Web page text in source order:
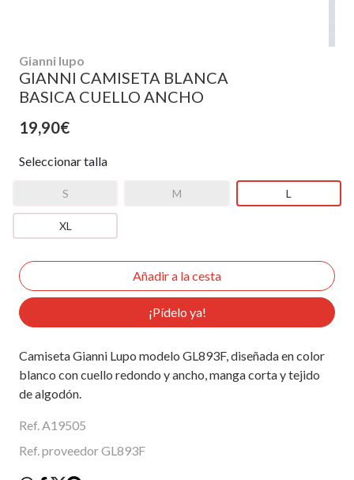
Gianni lupo
GIANNI CAMISETA BLANCA
BASICA CUELLO ANCHO
19,90€
Seleccionar talla
S M L
XL
¡Pídelo ya!
Camiseta Gianni Lupo modelo GL893F, diseñada en color
blanco con cuello redondo y ancho, manga corta y tejido
de algodón.
Ref. A19505
Ref. proveedor GL893F